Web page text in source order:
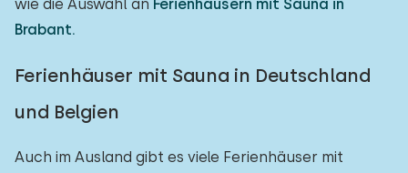
wie die Auswahl an Ferienhäusern mit Sauna in
Brabant.
Ferienhäuser mit Sauna in Deutschland
und Belgien
Auch im Ausland gibt es viele Ferienhäuser mit